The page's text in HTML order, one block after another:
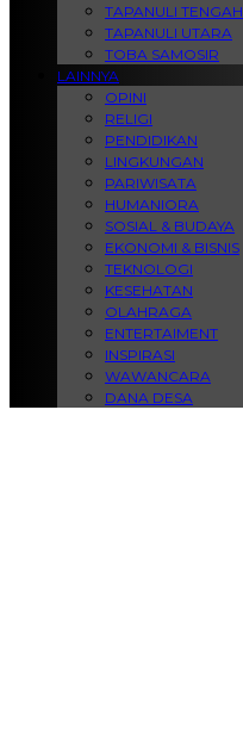
TAPANULI TENGAH
TAPANULI UTARA
TOBA SAMOSIR
LAINNYA
OPINI
RELIGI
PENDIDIKAN
LINGKUNGAN
PARIWISATA
HUMANIORA
SOSIAL & BUDAYA
EKONOMI & BISNIS
TEKNOLOGI
KESEHATAN
OLAHRAGA
ENTERTAIMENT
INSPIRASI
WAWANCARA
DANA DESA